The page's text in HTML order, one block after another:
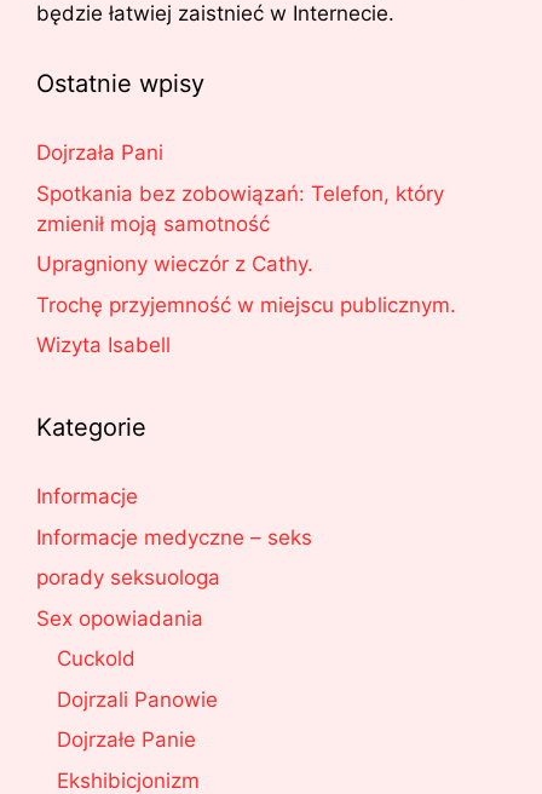
będzie łatwiej zaistnieć w Internecie.
Ostatnie wpisy
Dojrzała Pani
Spotkania bez zobowiązań: Telefon, który
zmienił moją samotność
Upragniony wieczór z Cathy.
Trochę przyjemność w miejscu publicznym.
Wizyta Isabell
Kategorie
Informacje
Informacje medyczne – seks
porady seksuologa
Sex opowiadania
Cuckold
Dojrzali Panowie
Dojrzałe Panie
Ekshibicjonizm